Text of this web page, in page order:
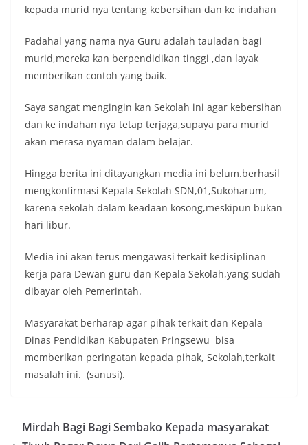
kepada murid nya tentang kebersihan dan ke indahan
Padahal yang nama nya Guru adalah tauladan bagi
murid,mereka kan berpendidikan tinggi ,dan layak
memberikan contoh yang baik.
Saya sangat mengingin kan Sekolah ini agar kebersihan
dan ke indahan nya tetap terjaga,supaya para murid
akan merasa nyaman dalam belajar.
Hingga berita ini ditayangkan media ini belum.berhasil
mengkonfirmasi Kepala Sekolah SDN,01,Sukoharum,
karena sekolah dalam keadaan kosong,meskipun bukan
hari libur.
Media ini akan terus mengawasi terkait kedisiplinan
kerja para Dewan guru dan Kepala Sekolah,yang sudah
dibayar oleh Pemerintah.
Masyarakat berharap agar pihak terkait dan Kepala
Dinas Pendidikan Kabupaten Pringsewu bisa
memberikan peringatan kepada pihak, Sekolah,terkait
masalah ini. (sanusi).
Mirdah Bagi Bagi Sembako Kepada masyarakat